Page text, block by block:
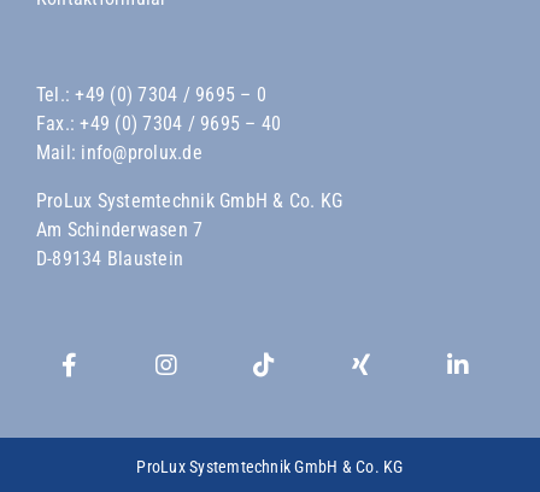
Tel.:+49 (0) 7304 / 9695 – 0
Fax.: +49 (0) 7304 / 9695 – 40
Mail: info@prolux.de
ProLux Systemtechnik GmbH & Co. KG
Am Schinderwasen 7
D-89134 Blaustein
ProLux Systemtechnik GmbH & Co. KG